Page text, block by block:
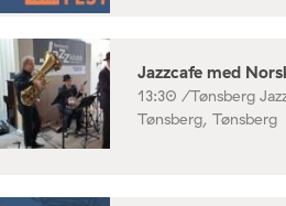
Jazzcafe med
13:30 /Tønsberg
Tønsberg, Tønsberg